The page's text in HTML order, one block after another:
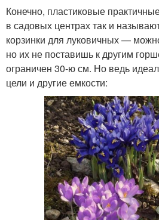
Конечно, пластиковые
в садовых центрах так и
корзинки для луковичных —
но их не поставишь к другим
ограничен 30-ю см. Но ведь
цели и другие емкости: